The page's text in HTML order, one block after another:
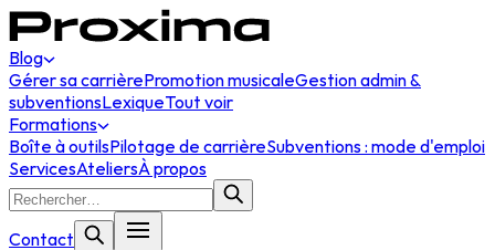
Blog
Gérer sa carrièrePromotion musicaleGestion admin &
subventionsLexiqueTout voir
Formations
Boîte à outilsPilotage de carrièreSubventions : mode d'emploi
ServicesAteliersÀ propos
Contact